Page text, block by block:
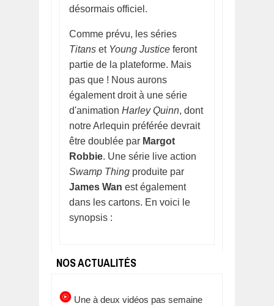
désormais officiel.
Comme prévu, les séries
Titans et Young Justice feront
partie de la plateforme. Mais
pas que ! Nous aurons
également droit à une série
d'animation Harley Quinn, dont
notre Arlequin préférée devrait
être doublée par Margot
Robbie. Une série live action
Swamp Thing produite par
James Wan est également
dans les cartons. En voici le
synopsis :
NOS ACTUALITÉS
Une à deux vidéos pas semaine